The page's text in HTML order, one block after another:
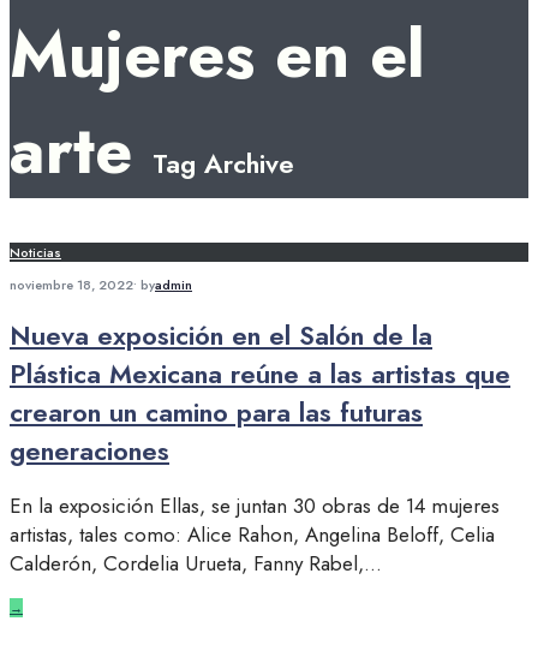
Mujeres en el
arte Tag Archive
Noticias
noviembre 18, 2022• byadmin
Nueva exposición en el Salón de la
Plástica Mexicana reúne a las artistas que
crearon un camino para las futuras
generaciones
En la exposición Ellas, se juntan 30 obras de 14 mujeres
artistas, tales como: Alice Rahon, Angelina Beloff, Celia
Calderón, Cordelia Urueta, Fanny Rabel,...
→